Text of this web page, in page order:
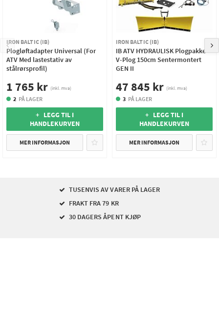
IRON BALTIC (IB)
Plogløftadapter Universal (For
ATV Med lastestativ av
stålrørsprofil)
1 765 kr (inkl. mva)
2 PÅ LAGER
+ LEGG TIL I
HANDLEKURVEN
MER INFORMASJON
IRON BALTIC (IB)
IB ATV HYDRAULISK Plogpakke
V-Plog 150cm Sentermontert
GEN II
47 845 kr (inkl. mva)
3 PÅ LAGER
+ LEGG TIL I
HANDLEKURVEN
MER INFORMASJON
TUSENVIS AV VARER PÅ LAGER
FRAKT FRA 79 KR
30 DAGERS ÅPENT KJØP